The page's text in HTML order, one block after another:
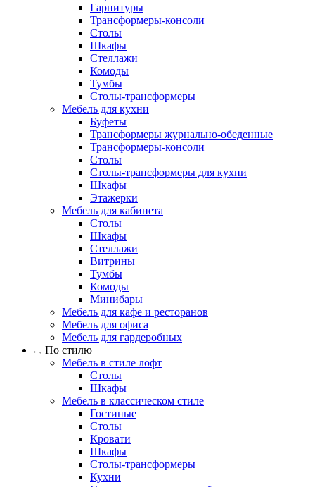
Гарнитуры
Трансформеры-консоли
Столы
Шкафы
Стеллажи
Комоды
Тумбы
Столы-трансформеры
Мебель для кухни
Буфеты
Трансформеры журнально-обеденные
Трансформеры-консоли
Столы
Столы-трансформеры для кухни
Шкафы
Этажерки
Мебель для кабинета
Столы
Шкафы
Стеллажи
Витрины
Тумбы
Комоды
Минибары
Мебель для кафе и ресторанов
Мебель для офиса
Мебель для гардеробных
По стилю
Мебель в стиле лофт
Столы
Шкафы
Мебель в классическом стиле
Гостиные
Столы
Кровати
Шкафы
Столы-трансформеры
Кухни